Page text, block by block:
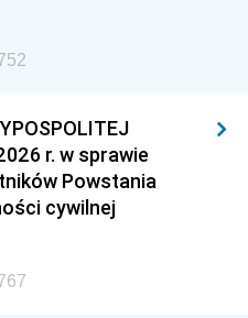
r. w sprawie
Powstania
cywilnej